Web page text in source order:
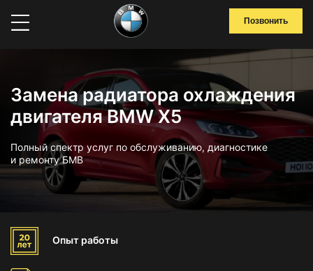
Позвонить
Замена радиатора охлаждения
двигателя BMW X5
Полный спектр услуг по обслуживанию, диагностике
и ремонту БМВ
Опыт работы